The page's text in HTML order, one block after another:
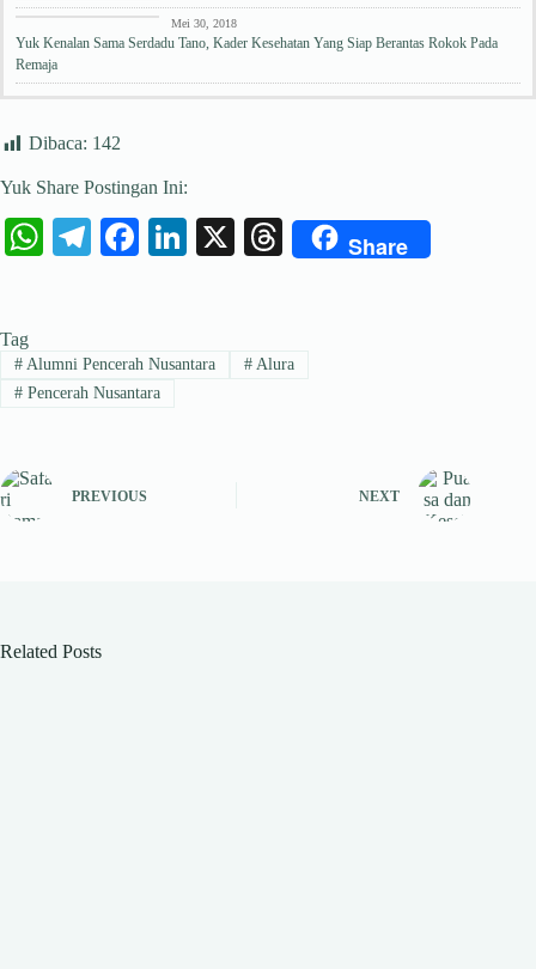
Edukasi Kesehatan
Mei 30, 2018
Yuk Kenalan Sama Serdadu Tano, Kader Kesehatan Yang Siap Berantas Rokok Pada
Remaja
Dibaca: 142
Yuk Share Postingan Ini:
W
A
pp
Te
a
m
Fa
ok
Li
In
X
T
ds
Share
Tag
#Alumni Pencerah Nusantara #Alura
#Pencerah Nusantara
PREVIOUS NEXT
Related Posts